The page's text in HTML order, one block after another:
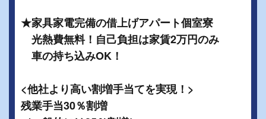
★家具家電完備の借上げアパート個室寮
光熱費無料！自己負担は家賃2万円のみ
車の持ち込みOK！
<他社より高い割増手当てを実現！>
残業手当30％割増